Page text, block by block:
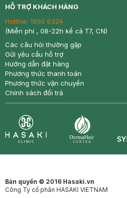
HỖ TRỢ KHÁCH HÀNG
Hotline: 1800 6324
(Miễn phí , 08-22h kể cả T7, CN)
Các câu hỏi thường gặp
Gửi yêu cầu hỗ trợ
Hướng dẫn đặt hàng
Phương thức thanh toán
Phương thức vận chuyển
Chính sách đổi trả
Bản quyền © 2016 Hasaki.vn
Công Ty cổ phần HASAKI VIETNAM